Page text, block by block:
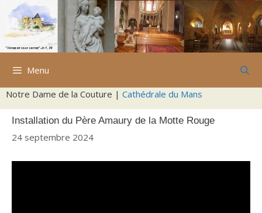
Aller
contenu
Menu
Notre Dame de la Couture | Cathédrale du Mans
Installation du Père Amaury de la Motte Rouge
24 septembre 2024